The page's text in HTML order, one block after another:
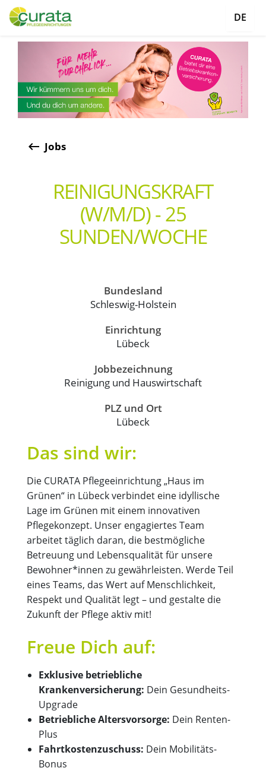
DE
keyboard_backspace Jobs
REINIGUNGSKRAFT
(W/M/D) - 25
SUNDEN/WOCHE
Bundesland
Schleswig-Holstein
Einrichtung
Lübeck
Jobbezeichnung
Reinigung und Hauswirtschaft
PLZ und Ort
Lübeck
Das sind wir:
Die CURATA Pflegeeinrichtung „Haus im
Grünen“ in Lübeck verbindet eine idyllische
Lage im Grünen mit einem innovativen
Pflegekonzept. Unser engagiertes Team
arbeitet täglich daran, die bestmögliche
Betreuung und Lebensqualität für unsere
Bewohner*innen zu gewährleisten. Werde Teil
eines Teams, das Wert auf Menschlichkeit,
Respekt und Qualität legt – und gestalte die
Zukunft der Pflege aktiv mit!
Freue Dich auf:
Exklusive betriebliche
Krankenversicherung: Dein Gesundheits-
Upgrade
Betriebliche Altersvorsorge: Dein Renten-
Plus
Fahrtkostenzuschuss: Dein Mobilitäts-
Bonus